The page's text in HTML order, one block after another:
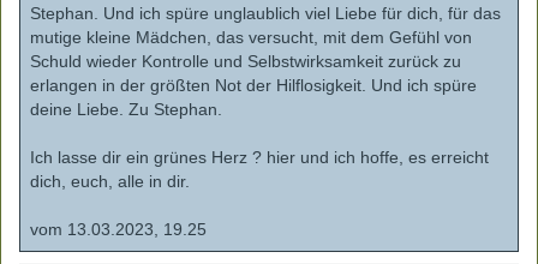
Stephan. Und ich spüre unglaublich viel Liebe für dich, für das
mutige kleine Mädchen, das versucht, mit dem Gefühl von
Schuld wieder Kontrolle und Selbstwirksamkeit zurück zu
erlangen in der größten Not der Hilflosigkeit. Und ich spüre
deine Liebe. Zu Stephan.
Ich lasse dir ein grünes Herz ? hier und ich hoffe, es erreicht
dich, euch, alle in dir.
vom 13.03.2023, 19.25